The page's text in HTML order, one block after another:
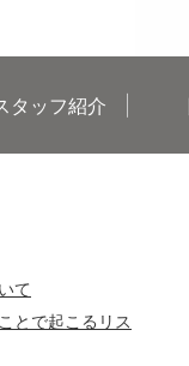
タッフ紹介
て
とで起こるリス